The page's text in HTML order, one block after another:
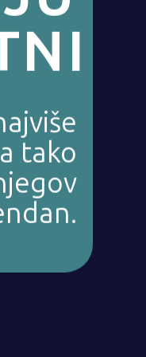
tako